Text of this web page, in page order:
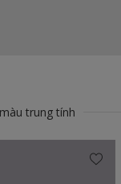
trung tính